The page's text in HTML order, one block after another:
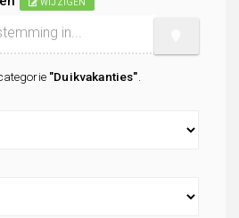
"Duikvakanties"